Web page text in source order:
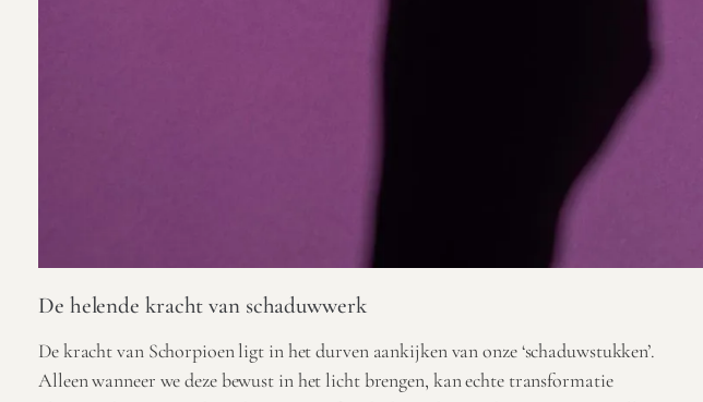
De helende kracht van schaduwwerk
De kracht van Schorpioen ligt in het durven aankijken van onze ‘schaduwstukken’.
Alleen wanneer we deze bewust in het licht brengen, kan echte transformatie